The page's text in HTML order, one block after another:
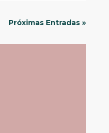
Próximas Entradas »